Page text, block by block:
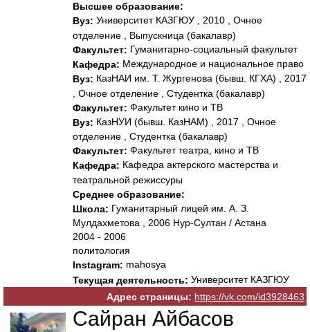
Высшее образование:
Вуз: Университет КАЗГЮУ , 2010 , Очное
отделение , Выпускница (бакалавр)
Факультет: Гуманитарно-социальный факультет
Кафедра: Международное и национальное право
Вуз: КазНАИ им. Т. Жургенова (бывш. КГХА) , 2017
, Очное отделение , Студентка (бакалавр)
Факультет: Факультет кино и ТВ
Вуз: КазНУИ (бывш. КазНАМ) , 2017 , Очное
отделение , Студентка (бакалавр)
Факультет: Факультет театра, кино и ТВ
Кафедра: Кафедра актерского мастерства и
театральной режиссуры
Среднее образование:
Школа: Гуманитарный лицей им. А. З.
Мулдахметова , 2006 Нур-Султан / Астана
2004 - 2006
политология
Instagram: mahosya
Текущая деятельность: Университет КАЗГЮУ
Адрес страницы: https://vk.com/id3928463
Сайран Айбасов